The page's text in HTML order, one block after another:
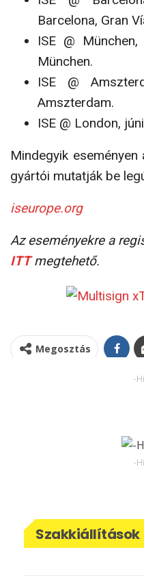
Barcelona, Gran
ISE @
München.
ISE @
Amszterdam.
ISE @ London,
Mindegyik
gyár­tói mutatják be
iseurope.org
Az eseményekre a
ITT megtehető.
Megosztás
-
-
Szakkiállítások